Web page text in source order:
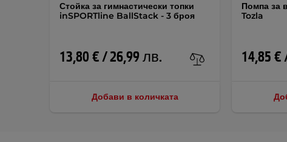
Стойка за гимнастически топки
inSPORTline BallStack - 3 броя
13,80 € / 26,99 лв.
Добави в количката
Помпа за
Tozla
14,85 €